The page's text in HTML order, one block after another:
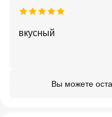
вкусный
Вы можете